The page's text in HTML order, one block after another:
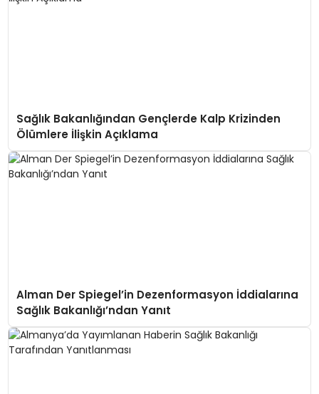
Sağlık Bakanlığından Gençlerde Kalp Krizinden
Ölümlere İlişkin Açıklama
Alman Der Spiegel’in Dezenformasyon İddialarına
Sağlık Bakanlığı’ndan Yanıt